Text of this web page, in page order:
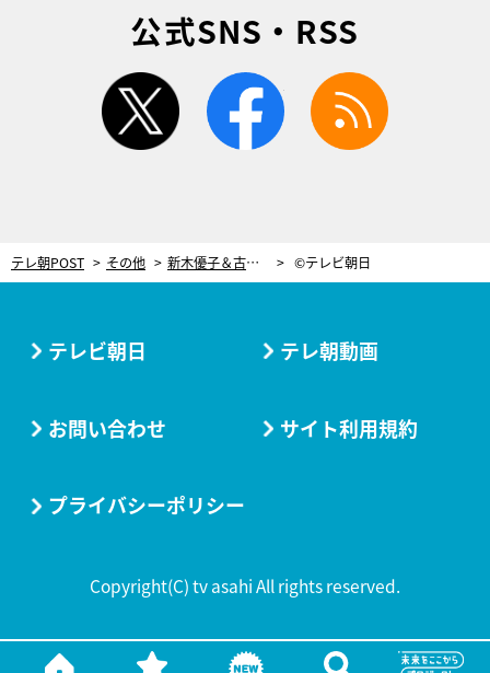
公式SNS・RSS
twitter facebook
テレ朝POST その他 新木優子＆古川雄輝と久々の共演！矢作穂香が『重要参考人探偵』第4話にゲスト出演 ©テレビ朝日
テレビ朝日 テレ朝動画
お問い合わせ サイト利用規約
プライバシーポリシー
Copyright(C) tv asahi All rights reserved.